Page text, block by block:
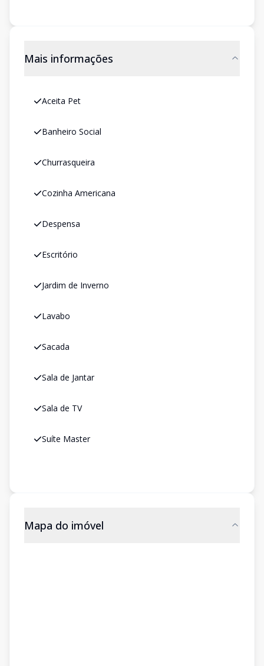
Mais informações
Aceita Pet
Banheiro Social
Churrasqueira
Cozinha Americana
Despensa
Escritório
Jardim de Inverno
Lavabo
Sacada
Sala de Jantar
Sala de TV
Suíte Master
Mapa do imóvel